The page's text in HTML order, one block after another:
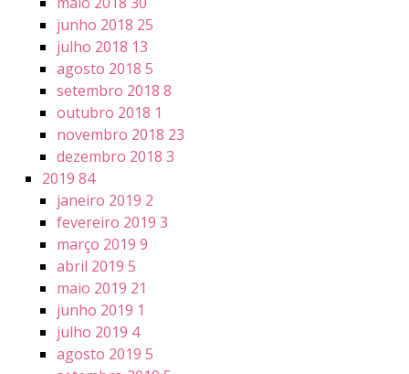
junho 2018 25
julho 2018 13
agosto 2018 5
setembro 2018 8
outubro 2018 1
novembro 2018 23
dezembro 2018 3
2019 84
janeiro 2019 2
fevereiro 2019 3
março 2019 9
abril 2019 5
maio 2019 21
junho 2019 1
julho 2019 4
agosto 2019 5